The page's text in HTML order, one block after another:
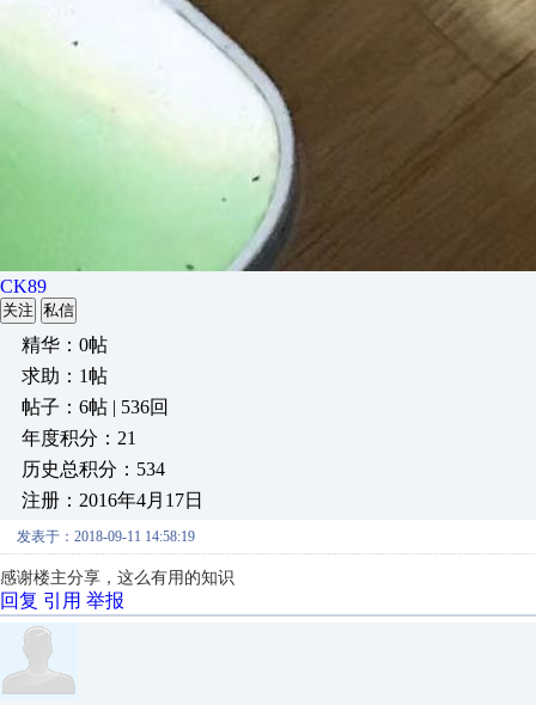
CK89
关注 私信
精华：0帖
求助：1帖
帖子：6帖 | 536回
年度积分：21
历史总积分：534
注册：2016年4月17日
发表于：2018-09-11 14:58:19
感谢楼主分享，这么有用的知识
回复 引用 举报